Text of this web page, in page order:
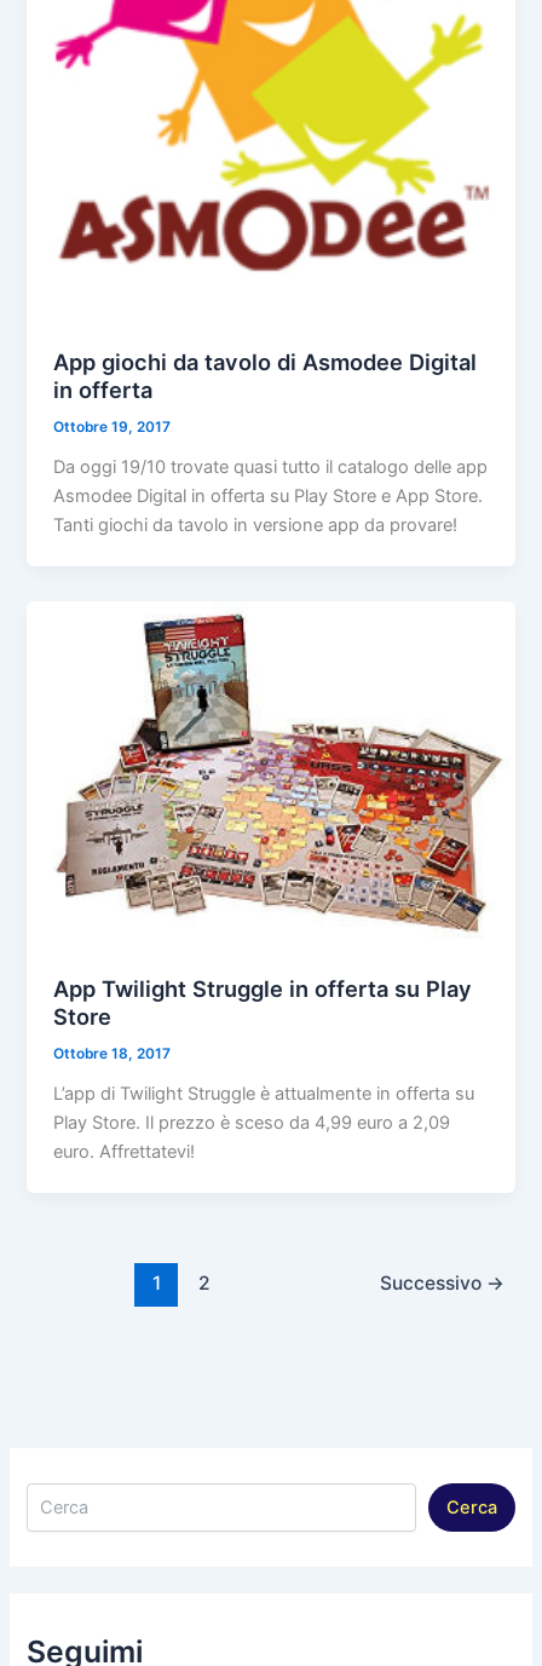
App giochi da tavolo di Asmodee Digital
in offerta
Ottobre 19, 2017
Da oggi 19/10 trovate quasi tutto il catalogo delle app
Asmodee Digital in offerta su Play Store e App Store.
Tanti giochi da tavolo in versione app da provare!
App Twilight Struggle in offerta su Play
Store
Ottobre 18, 2017
L’app di Twilight Struggle è attualmente in offerta su
Play Store. Il prezzo è sceso da 4,99 euro a 2,09
euro. Affrettatevi!
1 2 Successivo →
Cerca
Cerca
Seguimi